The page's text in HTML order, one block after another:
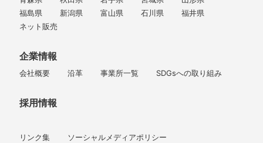
福島県
新潟県 富山県 石川県
福井県
ネット販売
企業情報
会社概要 沿革 事業所一覧 SDGsへの取り組み
採用情報
リンク集
ソーシャルメディアポリシー